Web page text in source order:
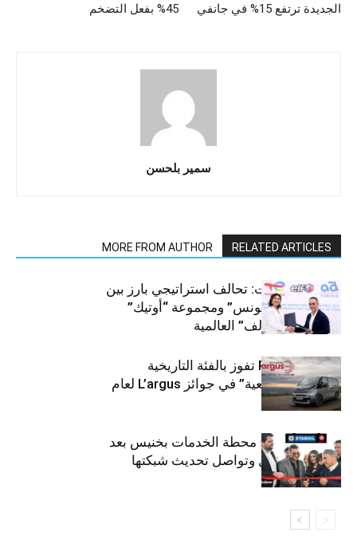
45% بفعل التضخم
الجديدة ترتفع 15% في جانفي
سمير بلحسن
RELATED ARTICLES
MORE FROM AUTHOR
قطاع السيارات: تحالف استراتيجي بارز بين
“توتال إنرجيز تونس” ومجموعة “أوتيك”
لتوزيع زيوت “إلف” العالمية
كيا PV5 Cargo تفوز بالفئة التاريخية
“للمركبات النفعية” في جوائز L’argus لعام
2026
ستارأويل تفتتح محطة الخدمات بخنيس بعد
تجديدهابالكامل وتواصل تحديث شبكتها